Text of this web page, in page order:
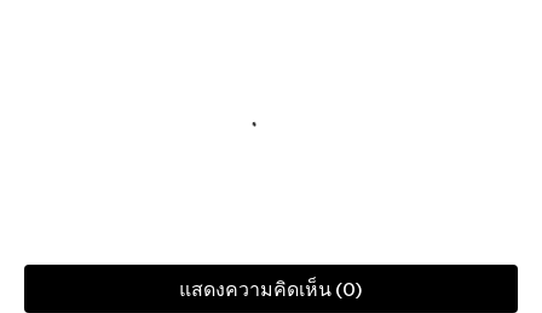
แสดงความคิดเห็น (0)